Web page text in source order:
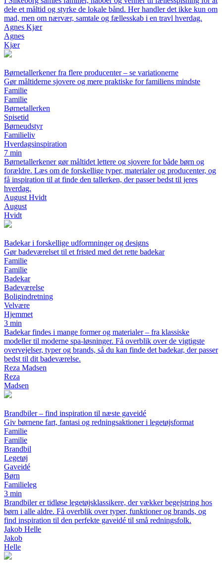
dele et måltid og styrke de lokale bånd. Her handler det ikke kun om
mad, men om nærvær, samtale og fællesskab i en travl hverdag.
Agnes Kjær
Agnes
Kjær
Børnetallerkener fra flere producenter – se variationerne
Gør måltiderne sjovere og mere praktiske for familiens mindste
Familie
Familie
Børnetallerken
Spisetid
Børneudstyr
Familieliv
Hverdagsinspiration
7 min
Børnetallerkener gør måltidet lettere og sjovere for både børn og
forældre. Læs om de forskellige typer, materialer og producenter, og
få inspiration til at finde den tallerken, der passer bedst til jeres
hverdag.
August Hvidt
August
Hvidt
Badekar i forskellige udformninger og designs
Gør badeværelset til et fristed med det rette badekar
Familie
Familie
Badekar
Badeværelse
Boligindretning
Velvære
Hjemmet
3 min
Badekar findes i mange former og materialer – fra klassiske
modeller til moderne spa-løsninger. Få overblik over de vigtigste
overvejelser, typer og brands, så du kan finde det badekar, der passer
bedst til dit badeværelse.
Reza Madsen
Reza
Madsen
Brandbiler – find inspiration til næste gaveidé
Giv børnene fart, fantasi og redningsaktioner i legetøjsformat
Familie
Familie
Brandbil
Legetøj
Gaveidé
Børn
Familieleg
3 min
Brandbiler er tidløse legetøjsklassikere, der vækker begejstring hos
børn i alle aldre. Få overblik over typer, funktioner og brands, og
find inspiration til den perfekte gaveidé til små redningsfolk.
Jakob Helle
Jakob
Helle